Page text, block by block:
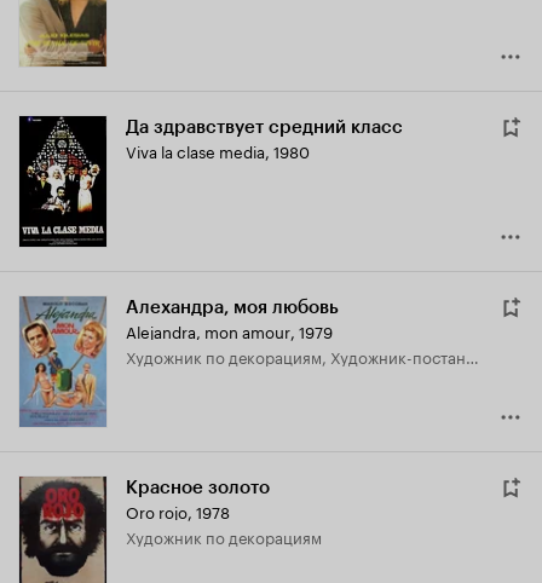
Да здравствует средний класс
Viva la clase media, 1980
Алехандра, моя любовь
Alejandra, mon amour, 1979
Художник по декорациям, Художник-постановщик
Красное золото
Oro rojo, 1978
Художник по декорациям